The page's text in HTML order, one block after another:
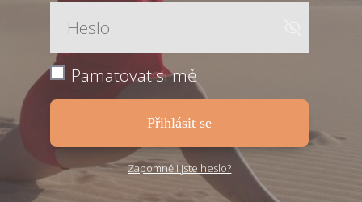
Pamatovat si mě
Přihlásit se
Zapomněli jste heslo?